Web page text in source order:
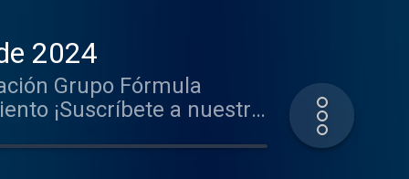
en este y muchos
2024
Grupo Fórmula
¡Suscríbete a nuestro
Mantente
http://